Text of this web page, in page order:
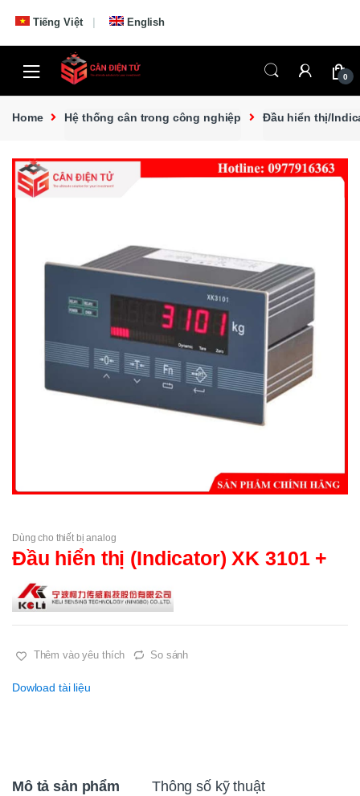
Tiếng Việt English
0
Home Hệ thống cân trong công nghiệp Đầu hiển thị/
Dùng cho thiết bị analog
Đầu hiển thị (Indicator) XK 3101 +
Thêm vào yêu thích So sánh
Dowload tài liệu
Mô tả sản phẩm Thông số kỹ thuật